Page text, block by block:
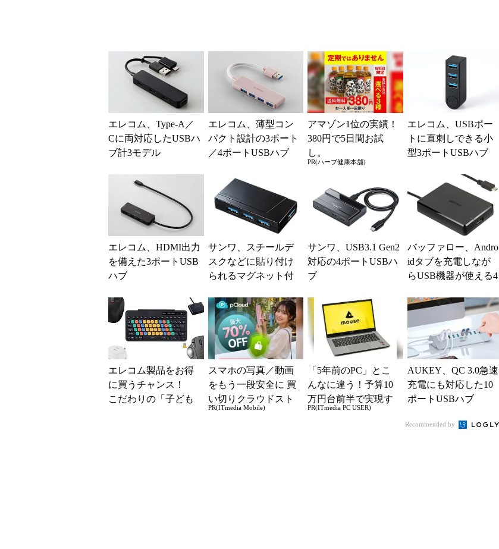
エレコム、Type-A／
Cに両対応したUSBハ
ブ計3モデル
エレコム、薄型コン
パクト設計の3ポート
／4ポートUSBハブ
アマゾン1位の実績！
380円で5日間お試
し。
PR(ハーブ健康本舗)
エレコム、USBポー
トに直刺しできる小
型3ポートUSBハブ
エレコム、HDMI出力
を備えた3ポートUSB
ハブ
サンワ、スチールデ
スクなどに貼り付け
られるマグネット付
サンワ、USB3.1 Gen2
対応の4ポートUSBハ
ブ
バッファロー、Andro
idタブを充電しなが
らUSB機器が使える4
エレコム製品をお得
に買うチャンス！
こだわりの「子ども
スマホの写真／動画
をもう一段安全に 買
い切りクラウドスト
レージ
PR(ITmedia Mobile)
「5年前のPC」とこ
んなに違う！予算10
万円台前半で実現す
る快適PCライフ
PR(ITmedia PC USER)
AUKEY、QC 3.0急速
充電にも対応した10
ポートUSBハブ
Recommended by